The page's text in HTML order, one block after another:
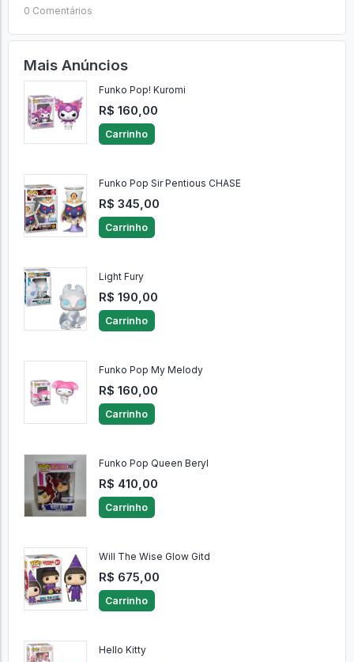
0 Comentários
Mais Anúncios
Funko Pop! Kuromi
R$ 160,00
Carrinho
Funko Pop Sir Pentious CHASE
R$ 345,00
Carrinho
Light Fury
R$ 190,00
Carrinho
Funko Pop My Melody
R$ 160,00
Carrinho
Funko Pop Queen Beryl
R$ 410,00
Carrinho
Will The Wise Glow Gitd
R$ 675,00
Carrinho
Hello Kitty